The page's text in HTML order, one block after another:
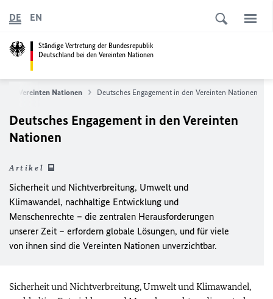
Ständige Vertretung der Bundesrepublik
Deutschland bei den Vereinten Nationen
DE EN
die Vereinten Nationen Deutsches Engagement in den Vereinten Nationen
Deutsches Engagement in den Vereinten
Nationen
Artikel
Sicherheit und Nichtverbreitung, Umwelt und
Klimawandel, nachhaltige Entwicklung und
Menschenrechte – die zentralen Herausforderungen
unserer Zeit – erfordern globale Lösungen, und für viele
von ihnen sind die Vereinten Nationen unverzichtbar.
Sicherheit und Nichtverbreitung, Umwelt und Klimawandel,